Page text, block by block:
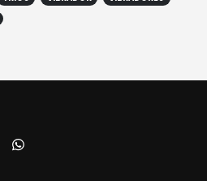
TRIOS VIBRADOR
VIBRADORES